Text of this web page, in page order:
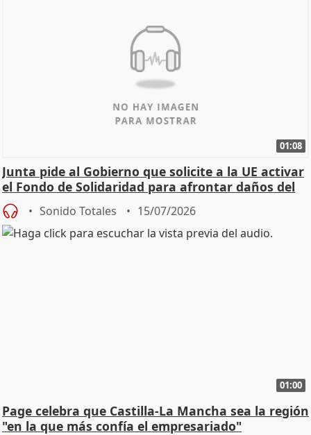
01:08
Junta pide al Gobierno que solicite a la UE activar
el Fondo de Solidaridad para afrontar daños del
Sonido Totales 15/07/2026
01:00
Page celebra que Castilla-La Mancha sea la región
"en la que más confía el empresariado"